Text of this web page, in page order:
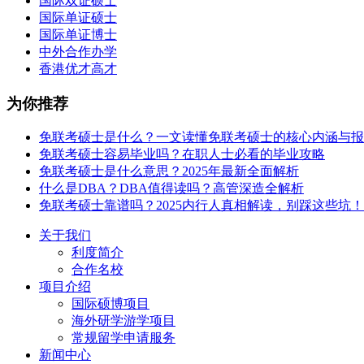
国际单证硕士
国际单证博士
中外合作办学
香港优才高才
为你推荐
免联考硕士是什么？一文读懂免联考硕士的核心内涵与
免联考硕士容易毕业吗？在职人士必看的毕业攻略
免联考硕士是什么意思？2025年最新全面解析
什么是DBA？DBA值得读吗？高管深造全解析
免联考硕士靠谱吗？2025内行人真相解读，别踩这些坑！
关于我们
利度简介
合作名校
项目介绍
国际硕博项目
海外研学游学项目
常规留学申请服务
新闻中心